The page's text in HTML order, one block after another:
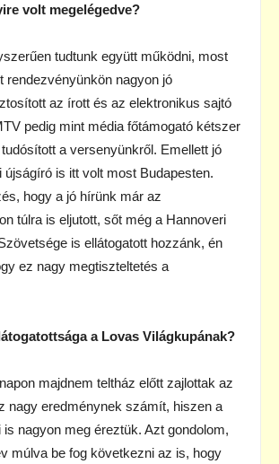
volt megelégedve?
tudtunk együtt működni, most
rendezvényünkön nagyon jó
az írott és az elektronikus sajtó
pedig mint média főtámogató kétszer
a versenyünkről. Emellett jó
újságíró is itt volt most Budapesten.
hogy a jó hírünk már az
túlra is eljutott, sőt még a Hannoveri
is ellátogatott hozzánk, én
ez nagy megtiszteltetés a
a Lovas Világkupának?
majdnem teltház előtt zajlottak az
nagy eredménynek számít, hiszen a
is nagyon meg éreztük. Azt gondolom,
múlva be fog következni az is, hogy